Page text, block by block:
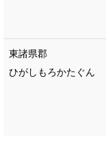
東諸県郡
ひがしもろかたぐん